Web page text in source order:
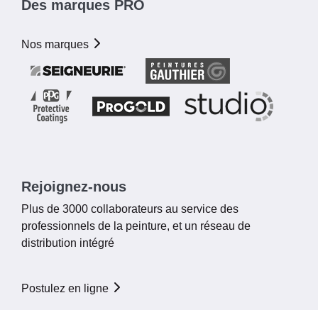
Des marques PRO
Nos marques
Rejoignez-nous
Plus de 3000 collaborateurs au service des
professionnels de la peinture, et un réseau de
distribution intégré
Postulez en ligne